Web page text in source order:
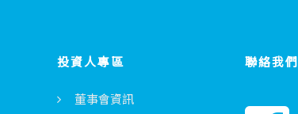
投資人專區
董事會資訊
聯絡我們